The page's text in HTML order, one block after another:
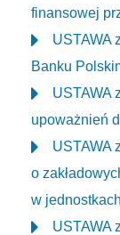
finansowej
USTAWA
Banku
USTAWA
upoważnień
USTAWA
o
w
USTAWA